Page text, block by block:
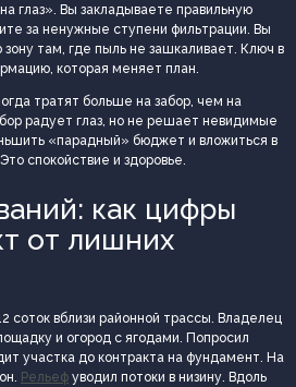
глаз». Вы закладываете правильную
за ненужные ступени фильтрации. Вы
там, где пыль не зашкаливает. Ключ в
которая меняет план.
тратят больше на забор, чем на
радует глаз, но не решает невидимые
«парадный» бюджет и вложиться в
спокойствие и здоровье.
как цифры
от лишних
соток вблизи районной трассы. Владелец
и огород с ягодами. Попросил
участка до контракта на фундамент. На
Рельеф уводил потоки в низину. Вдоль